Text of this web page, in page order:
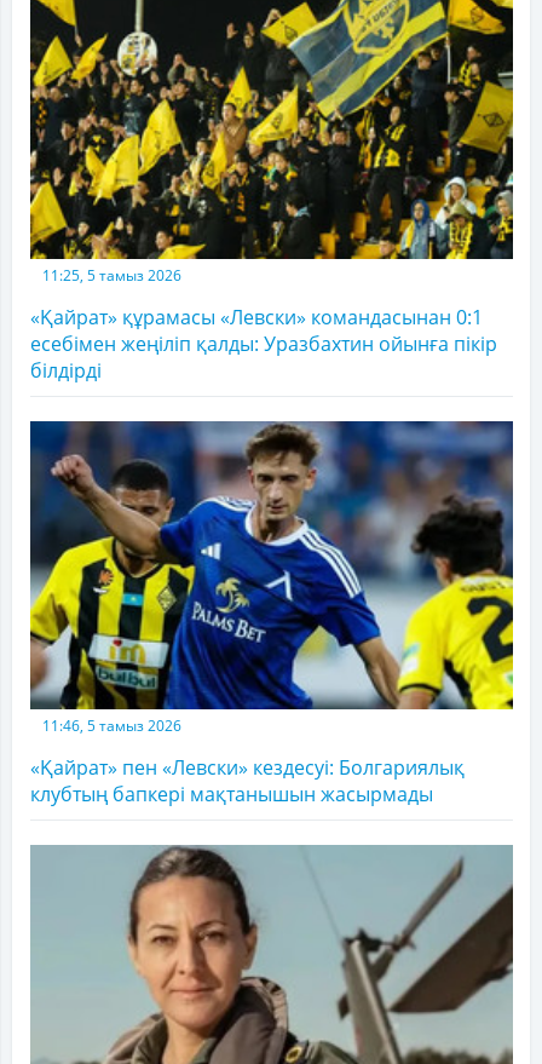
11:25, 5 тамыз 2026
«Қайрат» құрамасы «Левски» командасынан 0:1
есебімен жеңіліп қалды: Уразбахтин ойынға пікір
білдірді
11:46, 5 тамыз 2026
«Қайрат» пен «Левски» кездесуі: Болгариялық
клубтың бапкері мақтанышын жасырмады